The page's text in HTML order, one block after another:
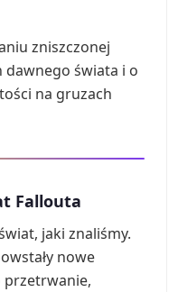
zniszczonej
świata i o
na gruzach
Fallouta
jaki znaliśmy.
nowe
przetrwanie,